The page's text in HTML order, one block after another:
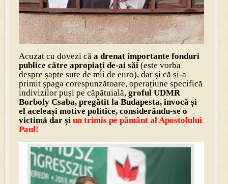
Acuzat cu dovezi că a drenat importante fonduri
publice către apropiați de-ai săi(este vorba
despre șapte sute de mii de euro), dar și că și-a
primit șpaga corespunzătoare, operațiune specifică
indivizilor puși pe căpătuială,groful UDMR
Borboly Csaba, pregătit la Budapesta, invocă și
el aceleași motive politice, considerându-se o
victimă dar și un trimis pe pământ al Apostolului
Paul!